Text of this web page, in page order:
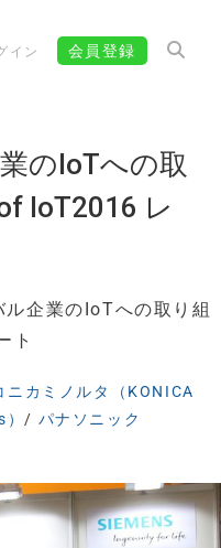
イン 会員登録
のIoTへの取
IoT2016 レ
ル企業のIoTへの取り組
ト
ニカミノルタ（KONICA
）/ パナソニック